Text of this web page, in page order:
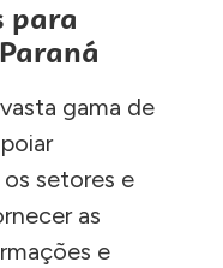
para
gama de
setores e
as
e